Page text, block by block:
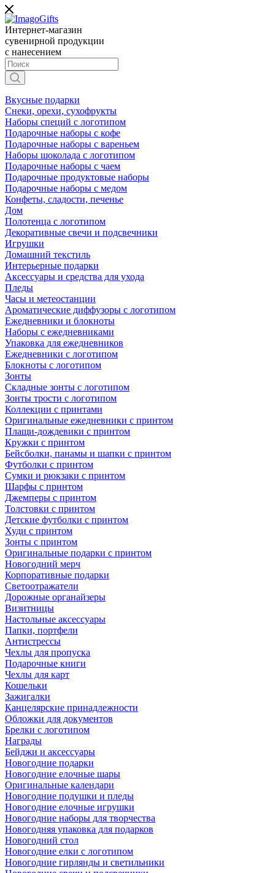
Интернет-магазин
сувенирной продукции
с нанесением
Вкусные подарки
Снеки, орехи, сухофрукты
Наборы специй с логотипом
Подарочные наборы с кофе
Подарочные наборы с вареньем
Наборы шоколада с логотипом
Подарочные наборы с чаем
Подарочные продуктовые наборы
Подарочные наборы с медом
Конфеты, сладости, печенье
Дом
Полотенца с логотипом
Декоративные свечи и подсвечники
Игрушки
Домашний текстиль
Интерьерные подарки
Аксессуары и средства для ухода
Пледы
Часы и метеостанции
Ароматические диффузоры с логотипом
Ежедневники и блокноты
Наборы с ежедневниками
Упаковка для ежедневников
Ежедневники с логотипом
Блокноты с логотипом
Зонты
Складные зонты с логотипом
Зонты трости с логотипом
Коллекции с принтами
Оригинальные ежедневники с принтом
Плащи-дождевики с принтом
Кружки с принтом
Бейсболки, панамы и шапки с принтом
Футболки с принтом
Сумки и рюкзаки с принтом
Шарфы с принтом
Джемперы с принтом
Толстовки с принтом
Детские футболки с принтом
Худи с принтом
Зонты с принтом
Оригинальные подарки с принтом
Новогодний мерч
Корпоративные подарки
Светоотражатели
Дорожные органайзеры
Визитницы
Настольные аксессуары
Папки, портфели
Антистрессы
Чехлы для пропуска
Подарочные книги
Чехлы для карт
Кошельки
Зажигалки
Канцелярские принадлежности
Обложки для документов
Брелки с логотипом
Награды
Бейджи и аксессуары
Новогодние подарки
Новогодние елочные шары
Оригинальные календари
Новогодние подушки и пледы
Новогодние елочные игрушки
Новогодние наборы для творчества
Новогодняя упаковка для подарков
Новогодний стол
Новогодние елки с логотипом
Новогодние гирлянды и светильники